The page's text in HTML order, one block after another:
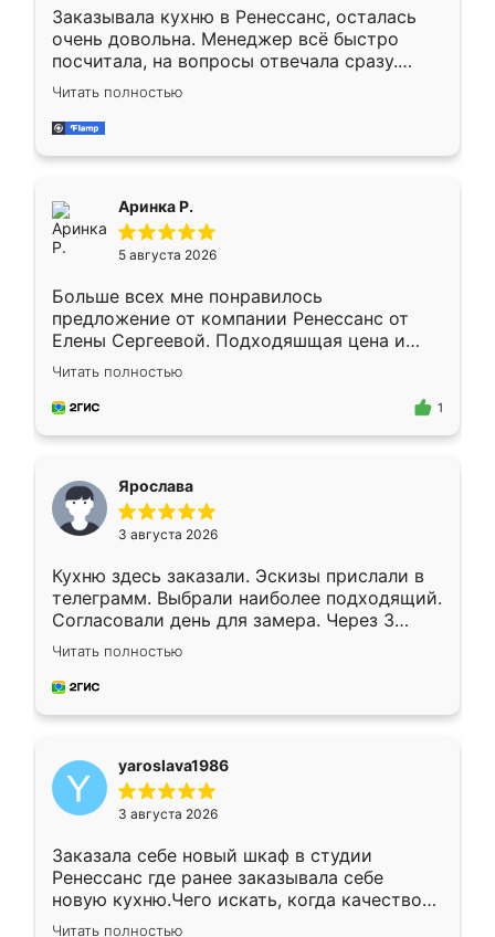
Заказывала кухню в Ренессанс, осталась
очень довольна. Менеджер всё быстро
посчитала, на вопросы отвечала сразу.
Замерщик приехал в субботу, подошёл к
делу со всей ответственностью. Собрали
за день, ребята работали аккуратно, даже
Читать полностью
Аринка Р.
5 августа 2026
Больше всех мне понравилось
предложение от компании Ренессанс от
Елены Сергеевой. Подходяшщая цена и
короткие сроки изготовления. Приехавший
для замера сотрудник Владислав
предложил по моему эскизу самый
Читать полностью
1
Ярослава
3 августа 2026
Кухню здесь заказали. Эскизы прислали в
телеграмм. Выбрали наиболее подходящий.
Согласовали день для замера. Через 3
недели кухня была уже готова. Остались
довольны работой. Спасибо Ренессанс
мебель за качественную работу!
Читать полностью
yaroslava1986
3 августа 2026
Заказала себе новый шкаф в студии
Ренессанс где ранее заказывала себе
новую кухню.Чего искать, когда качеством
вполне довольна. Служит кухня уже почти
Читать полностью